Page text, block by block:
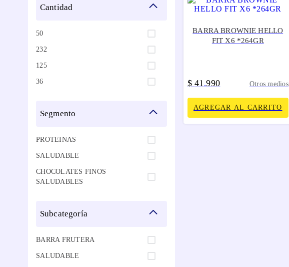
cantidad
50
232
125
36
segmento
PROTEINAS
SALUDABLE
CHOCOLATES FINOS
SALUDABLES
subcategoría
BARRA FRUTERA
SALUDABLE
BARRA BROWNIE HELLO
FIT X6 *264GR
$ 41 .990 Otros medios
AGREGAR AL CARRITO